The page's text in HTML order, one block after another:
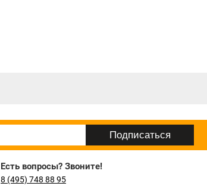
Есть вопросы? Звоните!
8 (495) 748 88 95